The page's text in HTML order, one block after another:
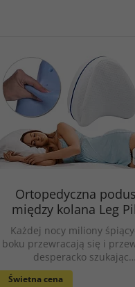
Ortopedyczna
między kolana Leg
Każdej nocy miliony
boku przewracają się i
desperacko szukając…
Świetna cena